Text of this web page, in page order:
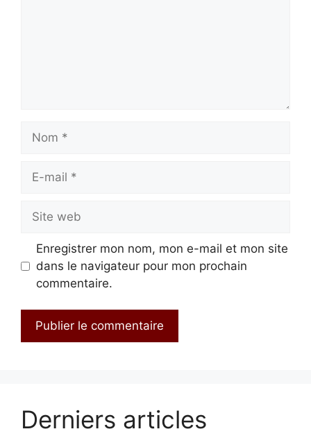
mail
web
Enregistrer mon nom, mon e-mail et mon site
dans le navigateur pour mon prochain
commentaire.
Derniers articles